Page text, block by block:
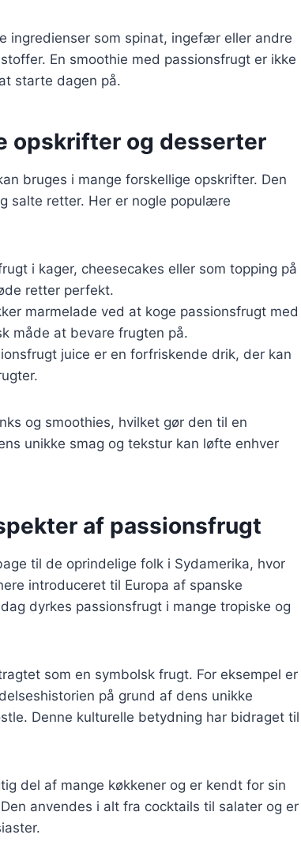
ingredienser som spinat, ingefær eller andre
En smoothie med passionsfrugt er ikke
starte dagen på.
opskrifter og desserter
bruges i mange forskellige opskrifter. Den
salte retter. Her er nogle populære
i kager, cheesecakes eller som topping på
retter perfekt.
marmelade ved at koge passionsfrugt med
måde at bevare frugten på.
juice er en forfriskende drik, der kan
og smoothies, hvilket gør den til en
unikke smag og tekstur kan løfte enhver
af passionsfrugt
til de oprindelige folk i Sydamerika, hvor
introduceret til Europa af spanske
dyrkes passionsfrugt i mange tropiske og
som en symbolsk frugt. For eksempel er
på grund af dens unikke
Denne kulturelle betydning har bidraget til
del af mange køkkener og er kendt for sin
anvendes i alt fra cocktails til salater og er